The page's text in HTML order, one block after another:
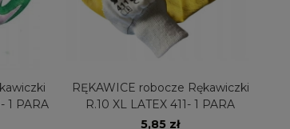
1 PARA
RĘKAWICE robocze Rękawiczki
R.10 XL LATEX 411- 1 PARA
5,85 zł